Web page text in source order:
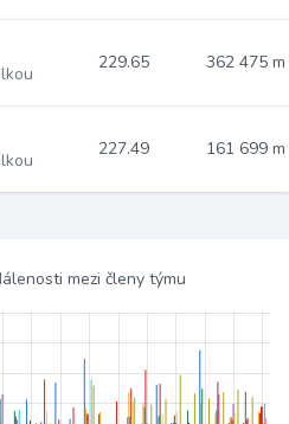
229.65 362 475 m
227.49 161 699 m
mezi členy týmu